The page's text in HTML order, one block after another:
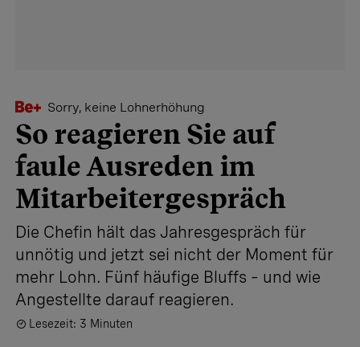
Sorry, keine Lohnerhöhung
So reagieren Sie auf
faule Ausreden im
Mitarbeitergespräch
Die Chefin hält das Jahresgespräch für
unnötig und jetzt sei nicht der Moment für
mehr Lohn. Fünf häufige Bluffs – und wie
Angestellte darauf reagieren.
Lesezeit: 3 Minuten